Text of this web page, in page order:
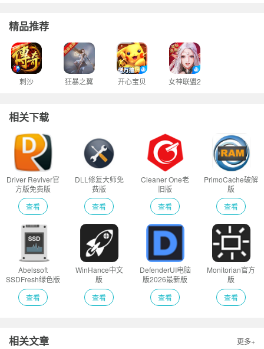
精品推荐
刺沙 狂暴之翼 开心宝贝 女神联盟2
相关下载
Driver Reviver官
方版免费版
查看
DLL修复大师免
费版
查看
Cleaner One老
旧版
查看
PrimoCache破解
版
查看
Abelssoft
SSDFresh绿色版
查看
WinHance中文
版
查看
DefenderUI电脑
版2026最新版
查看
Monitorian官方
版
查看
相关文章 更多+